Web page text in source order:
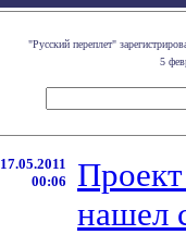
"Русский переплет"
5
17.05.2011
00:06
нашел